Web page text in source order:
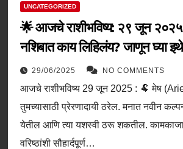
UNCATEGORIZED
🌟 आजचे राशीभविष्य: २९ जून २०२५
नशिबात काय लिहिलंय? जाणून घ्या
29/06/2025 NO COMMENTS
आजचे राशीभविष्य 29 जून 2025 : 🐏 मेष
तुमच्यासाठी प्रेरणादायी ठरेल. मनात नवीन
येतील आणि त्या यशस्वी ठरू शकतील.
वरिष्ठांशी सौहार्दपूर्ण…